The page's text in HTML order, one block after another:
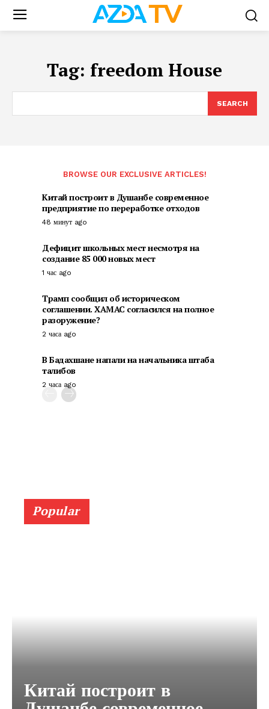
Tag: freedom House
SEARCH
BROWSE OUR EXCLUSIVE ARTICLES!
Китай построит в Душанбе современное
предприятие по переработке отходов
48 минут ago
Дефицит школьных мест несмотря на
создание 85 000 новых мест
1 час ago
Трамп сообщил об историческом
соглашении. ХАМАС согласился на полное
разоружение?
2 часа ago
В Бадахшане напали на начальника штаба
талибов
2 часа ago
Popular
Китай построит в